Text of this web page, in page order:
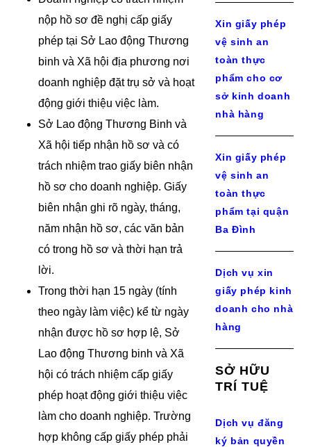
nộp hồ sơ đề nghị cấp giấy
phép tại Sở Lao động Thương
binh và Xã hội địa phương nơi
doanh nghiệp đặt trụ sở và hoạt
động giới thiệu việc làm.
Sở Lao động Thương Binh và
Xã hội tiếp nhận hồ sơ và có
trách nhiệm trao giấy biên nhận
hồ sơ cho doanh nghiệp. Giấy
biên nhận ghi rõ ngày, tháng,
năm nhận hồ sơ, các văn bản
có trong hồ sơ và thời hạn trả
lời.
Trong thời hạn 15 ngày (tính
theo ngày làm việc) kể từ ngày
nhận được hồ sơ hợp lệ, Sở
Lao động Thương binh và Xã
hội có trách nhiệm cấp giấy
phép hoạt động giới thiệu việc
làm cho doanh nghiệp. Trường
hợp không cấp giấy phép phải
Xin giấy phép
vệ sinh an
toàn thực
phẩm cho cơ
sở kinh doanh
nhà hàng
Xin giấy phép
vệ sinh an
toàn thực
phẩm tại quận
Ba Đình
Dịch vụ xin
giấy phép kinh
doanh cho nhà
hàng
SỞ HỮU
TRÍ TUỆ
Dịch vụ đăng
ký bản quyền